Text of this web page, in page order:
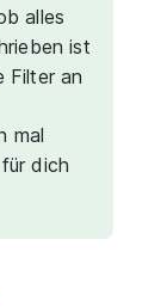
alles
ist
Filter an
mal
dich